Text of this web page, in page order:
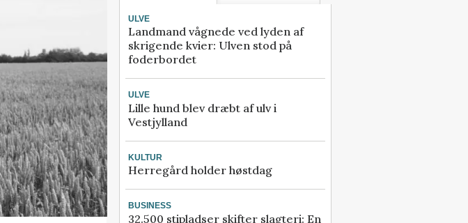
ULVE
Landmand vågnede ved lyden af
skrigende kvier: Ulven stod på
foderbordet
ULVE
Lille hund blev dræbt af ulv i
Vestjylland
KULTUR
Herregård holder høstdag
BUSINESS
32.500 stipladser skifter slagteri: En